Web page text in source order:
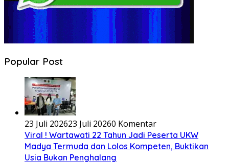
Popular Post
23 Juli 202623 Juli 20260 Komentar
Viral ! Wartawati 22 Tahun Jadi Peserta UKW
Madya Termuda dan Lolos Kompeten, Buktikan
Usia Bukan Penghalang